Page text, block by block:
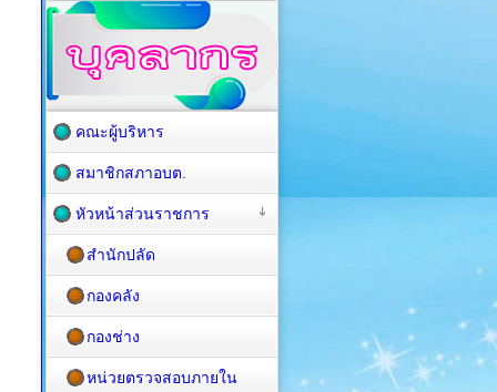
คณะผู้บริหาร
สมาชิกสภาอบต.
หัวหน้าส่วนราชการ
สำนักปลัด
กองคลัง
กองช่าง
หน่วยตรวจสอบภายใน